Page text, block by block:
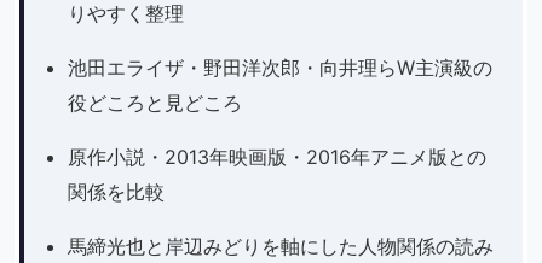
りやすく整理
池田エライザ・野田洋次郎・向井理らW主演級の
役どころと見どころ
原作小説・2013年映画版・2016年アニメ版との
関係を比較
馬締光也と岸辺みどりを軸にした人物関係の読み